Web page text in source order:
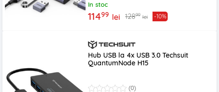
In stoc
11499 lei 12899 lei -10%
Hub USB la 4x USB 3.0 Techsuit
QuantumNode H15
(0)